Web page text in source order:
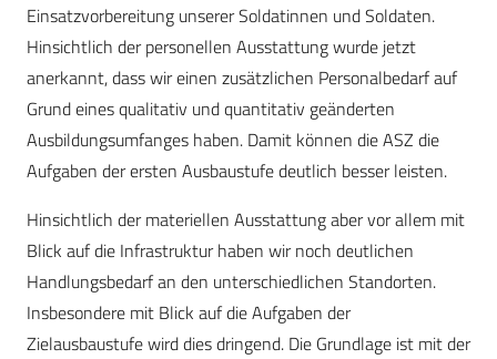
Einsatzvorbereitung unserer Soldatinnen und Soldaten.
Hinsichtlich der personellen Ausstattung wurde jetzt
anerkannt, dass wir einen zusätzlichen Personalbedarf auf
Grund eines qualitativ und quantitativ geänderten
Ausbildungsumfanges haben. Damit können die ASZ die
Aufgaben der ersten Ausbaustufe deutlich besser leisten.
Hinsichtlich der materiellen Ausstattung aber vor allem mit
Blick auf die Infrastruktur haben wir noch deutlichen
Handlungsbedarf an den unterschiedlichen Standorten.
Insbesondere mit Blick auf die Aufgaben der
Zielausbaustufe wird dies dringend. Die Grundlage ist mit der